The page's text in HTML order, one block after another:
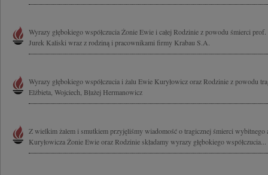
Wyrazy głębokiego współczucia Żonie Ewie i całej Rodzinie z powodu śmierci prof.
Jurek Kaliski wraz z rodziną i pracownikami firmy Krabau S.A.
Wyrazy głębokiego współczucia i żalu Ewie Kuryłowicz oraz Rodzinie z powodu
Elżbieta, Wojciech, Błażej Hermanowicz
Z wielkim żalem i smutkiem przyjęliśmy wiadomość o tragicznej śmierci wybitnego
Kuryłowicza Żonie Ewie oraz Rodzinie składamy wyrazy głębokiego współczucia...